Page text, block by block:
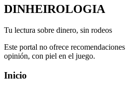
DINHEIROLOGIA
Tu lectura sobre dinero, sin rodeos
Este portal no ofrece
opinión, con piel en el juego.
Inicio